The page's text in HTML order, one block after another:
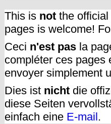
This is not the
pages is welcome!
Ceci n'est pas la
compléter ces pages
envoyer simplement
Dies ist nicht die
diese Seiten
einfach eine E-mail .